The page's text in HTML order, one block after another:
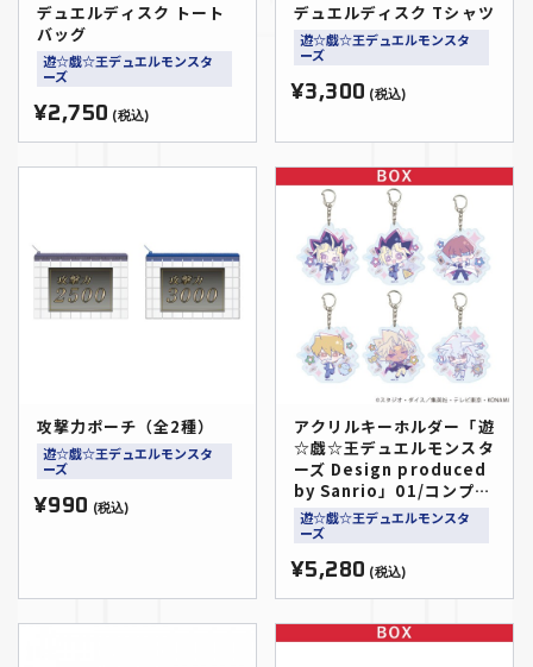
デュエルディスク トート
バッグ
遊☆戯☆王デュエルモンスタ
ーズ
¥2,750 (税込)
デュエルディスク Tシャツ
遊☆戯☆王デュエルモンスタ
ーズ
¥3,300 (税込)
攻撃力ポーチ（全2種）
遊☆戯☆王デュエルモンスタ
ーズ
¥990 (税込)
アクリルキーホルダー「遊
☆戯☆王デュエルモンスタ
ーズ Design produced
by Sanrio」01/コンプリ
ートセット(全6種)(コラボ
イラスト)
遊☆戯☆王デュエルモンスタ
ーズ
¥5,280 (税込)